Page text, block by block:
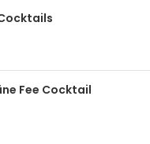
Fee Cocktail